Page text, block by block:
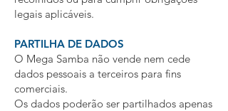
legais aplicáveis.
PARTILHA DE DADOS
O Mega Samba não vende nem cede
dados pessoais a terceiros para fins
comerciais.
Os dados poderão ser partilhados apenas